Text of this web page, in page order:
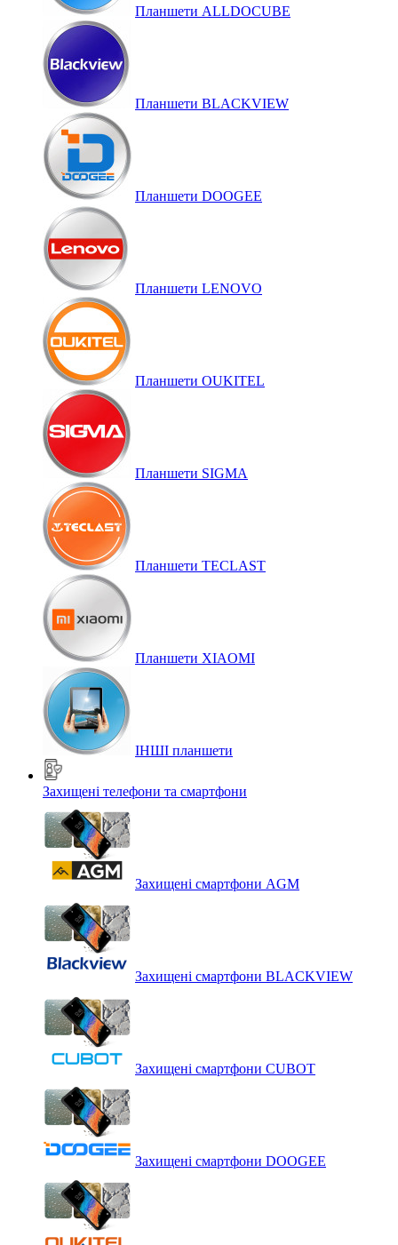
Планшети ALLDOCUBE
Планшети BLACKVIEW
Планшети DOOGEE
Планшети LENOVO
Планшети OUKITEL
Планшети SIGMA
Планшети TECLAST
Планшети XIAOMI
ІНШІ планшети
Захищені телефони та смартфони
Захищені смартфони AGM
Захищені смартфони BLACKVIEW
Захищені смартфони CUBOT
Захищені смартфони DOOGEE